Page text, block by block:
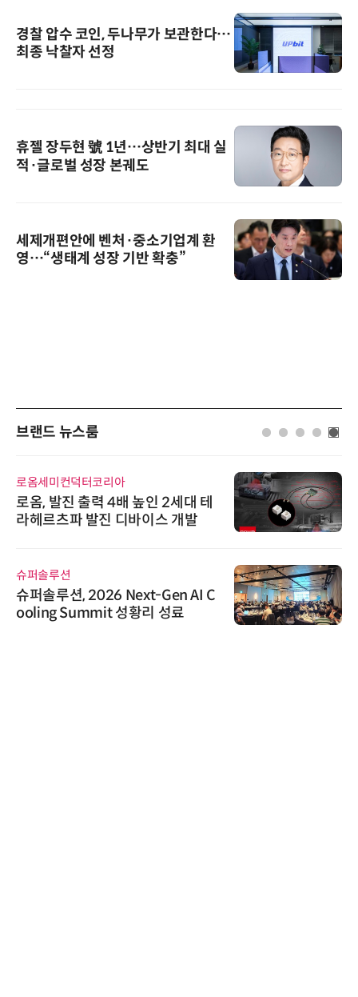
경찰 압수 코인, 두나무가 보관한다…
최종 낙찰자 선정
휴젤 장두현 號 1년…상반기 최대 실
적·글로벌 성장 본궤도
세제개편안에 벤처·중소기업계 환
영…“생태계 성장 기반 확충”
브랜드 뉴스룸
로옴세미컨덕터코리아
로옴, 발진 출력 4배 높인 2세대 테
라헤르츠파 발진 디바이스 개발
슈퍼솔루션
슈퍼솔루션, 2026 Next-Gen AI C
ooling Summit 성황리 성료